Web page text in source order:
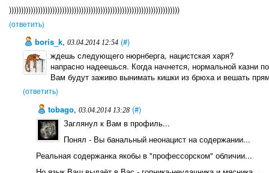
)))))))))))))))))))))))))))))))))))))))))))))))))))))))))))))))))))))))
(ответить)
boris_k, 03.04.2014 12:54 (#)
ждешь следующего нюрнберга, нацистская харя?
напрасно надеешься. Когда начнется, нормальной казни
Вам будут заживо вынимать кишки из брюха и вешать
(ответить)
tobago,03.04.2014 13:28 (#)
Заглянул к Вам в профиль...
Понял - Вы банальный неонацист на содержании...
Реальная содержанка якобы в "профессорском" обличии...